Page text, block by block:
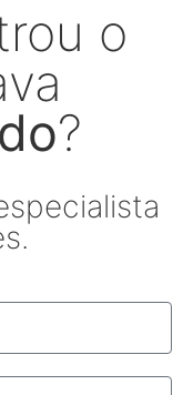
o
?